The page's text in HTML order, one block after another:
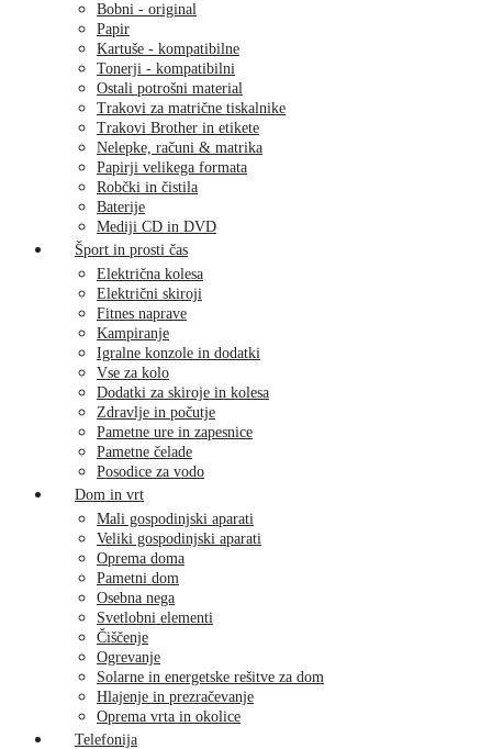
Bobni - original
Papir
Kartuše - kompatibilne
Tonerji - kompatibilni
Ostali potrošni material
Trakovi za matrične tiskalnike
Trakovi Brother in etikete
Nelepke, računi & matrika
Papirji velikega formata
Robčki in čistila
Baterije
Mediji CD in DVD
Šport in prosti čas
Električna kolesa
Električni skiroji
Fitnes naprave
Kampiranje
Igralne konzole in dodatki
Vse za kolo
Dodatki za skiroje in kolesa
Zdravlje in počutje
Pametne ure in zapesnice
Pametne čelade
Posodice za vodo
Dom in vrt
Mali gospodinjski aparati
Veliki gospodinjski aparati
Oprema doma
Pametni dom
Osebna nega
Svetlobni elementi
Čiščenje
Ogrevanje
Solarne in energetske rešitve za dom
Hlajenje in prezračevanje
Oprema vrta in okolice
Telefonija